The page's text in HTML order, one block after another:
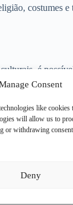
Consent
like cookies
will allow us to
or withdrawing
Deny
costumes e
é
e